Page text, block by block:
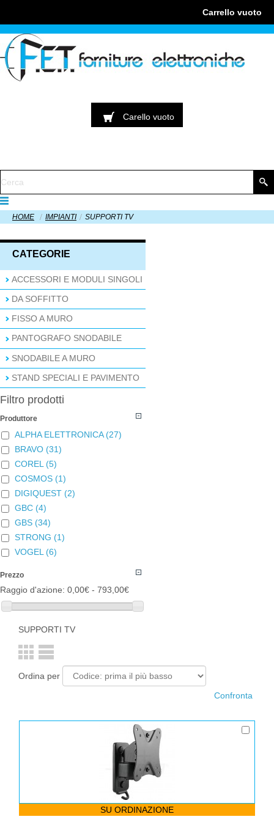
Carrello vuoto
Carello vuoto
HOME IMPIANTI SUPPORTI TV
CATEGORIE
ACCESSORI E MODULI SINGOLI
DA SOFFITTO
FISSO A MURO
PANTOGRAFO SNODABILE
SNODABILE A MURO
STAND SPECIALI E PAVIMENTO
Filtro prodotti
Produttore
ALPHA ELETTRONICA(27)
BRAVO (31)
COREL (5)
COSMOS (1)
DIGIQUEST (2)
GBC (4)
GBS (34)
STRONG (1)
VOGEL (6)
Prezzo
Raggio d'azione: 0,00€ - 793,00€
SUPPORTI TV
Ordina per
SU ORDINAZIONE